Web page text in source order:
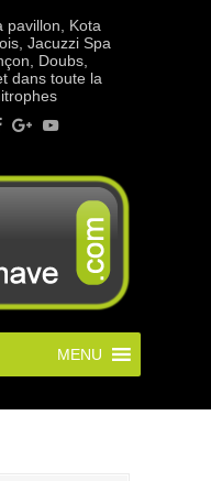
pavillon, Kota
Jacuzzi Spa
Doubs,
dans toute la
MENU